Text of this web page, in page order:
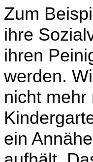
Zum
ihre
ihren
werden.
nicht mehr
ein